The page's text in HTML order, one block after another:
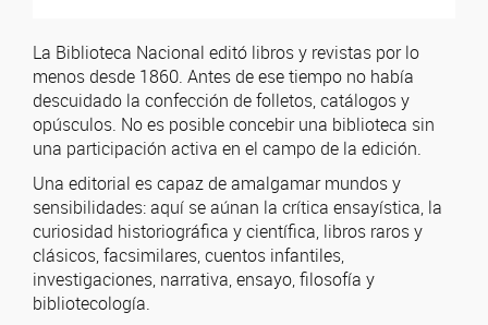
La Biblioteca Nacional editó libros y revistas por lo
menos desde 1860. Antes de ese tiempo no había
descuidado la confección de folletos, catálogos y
opúsculos. No es posible concebir una biblioteca sin
una participación activa en el campo de la edición.
Una editorial es capaz de amalgamar mundos y
sensibilidades: aquí se aúnan la crítica ensayística, la
curiosidad historiográfica y científica, libros raros y
clásicos, facsimilares, cuentos infantiles,
investigaciones, narrativa, ensayo, filosofía y
bibliotecología.